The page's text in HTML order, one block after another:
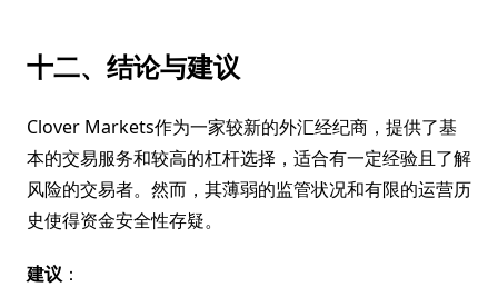
十二、结论与建议
Clover Markets作为一家较新的外汇经纪商，提供了基
本的交易服务和较高的杠杆选择，适合有一定经验且了解
风险的交易者。然而，其薄弱的监管状况和有限的运营历
史使得资金安全性存疑。
建议 ：